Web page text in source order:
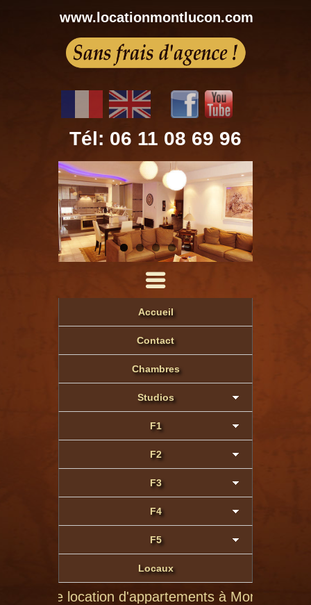
www.locationmontlucon.com
Tél: 06 11 08 69 96
Accueil
Contact
Chambres
Studios
F1
F2
F3
F4
F5
Locaux
location d'appartements à Montluçon de